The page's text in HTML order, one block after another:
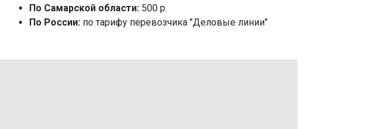
По Самарской области:500 р.
По России:по тарифу перевозчика "Деловые линии"